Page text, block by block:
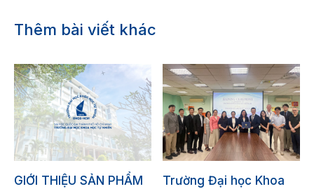
Thêm bài viết khác
GIỚI THIỆU SẢN PHẨM
Trường Đại học Khoa